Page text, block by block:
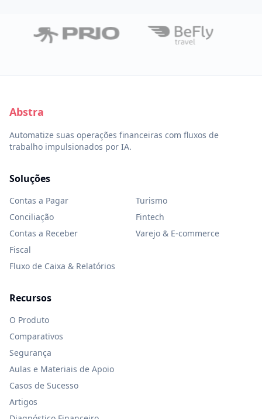
Abstra
Automatize suas operações financeiras com fluxos de
trabalho impulsionados por IA.
Soluções
Contas a Pagar
Conciliação
Contas a Receber
Fiscal
Fluxo de Caixa & Relatórios
Turismo
Fintech
Varejo & E-commerce
Recursos
O Produto
Comparativos
Segurança
Aulas e Materiais de Apoio
Casos de Sucesso
Artigos